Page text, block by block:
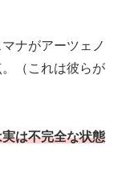
ナがアーツェノ
（これは彼らが
は不完全な状態